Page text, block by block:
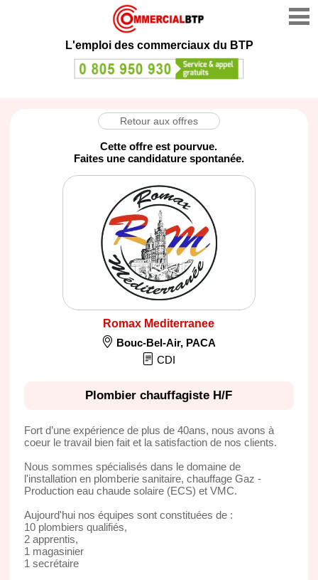
L'emploi des commerciaux du BTP
Retour aux offres
Cette offre est pourvue.
Faites une candidature spontanée.
Romax Mediterranee
Bouc-Bel-Air, PACA
CDI
Plombier chauffagiste H/F
Fort d’une expérience de plus de 40ans, nous avons à
coeur le travail bien fait et la satisfaction de nos clients.
Nous sommes spécialisés dans le domaine de
l'installation en plomberie sanitaire, chauffage Gaz -
Production eau chaude solaire (ECS) et VMC.
Aujourd'hui nos équipes sont constituées de :
10 plombiers qualifiés,
2 apprentis,
1 magasinier
1 secrétaire